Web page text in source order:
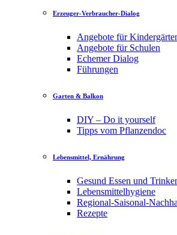
Erzeuger-Verbraucher-Dialog
Angebote für
Angebote für Schulen
Echemer Dialog
Führungen
Garten & Balkon
DIY – Do it yourself
Tipps vom Pflanzendoc
Lebensmittel, Ernährung
Gesund Essen und
Lebensmittelhygiene
Regional-Saisonal-
Rezepte